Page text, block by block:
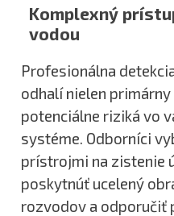
Komplexný
vodou
Profesionálna
odhalí nielen
potenciálne riziká vo
systéme. Odborníci
prístrojmi na zistenie
poskytnúť ucelený
rozvodov a odporučiť